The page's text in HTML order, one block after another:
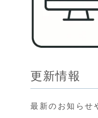
更新情報
最新のお知らせ